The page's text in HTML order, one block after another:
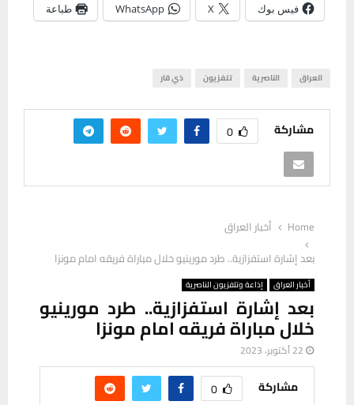
فيس بوك X
WhatsApp طباعة
العراق الناصرية تلفزيون ذي قار
مشاركة 0
Home
أخبار العراق
بعد إشارة استفزازية.. طرد مورينيو خلال مباراة فريقه امام مونزا
أخبار العراق إذاعة وتلفزيون الناصرية
بعد إشارة استفزازية.. طرد مورينيو
خلال مباراة فريقه امام مونزا
22 أكتوبر، 2023
مشاركة 0